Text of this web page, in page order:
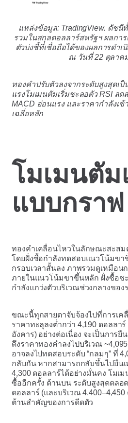
แหล่งข้อมูล: TradingView. ดัช
รวมในสกุลดอลลาร์สหรัฐฯ ผลกา
ตัวบ่งชี้ที่เชื่อถือได้ของผลการดำ
ณ วันที่ 22 ตุลาค
ทองคำปรับตัวลงจากระดับสูงสุดเ
แรงโมเมนตัมเริ่มชะลอตัว RSI ลด
MACD อ่อนแรง และราคากำลังเ
เฉลี่ยหลัก
โมเมนตัม
แบบกราฟ
ทองคำเคลื่อนไหวในลักษณะสะสม
โดยฝั่งซื้อกำลังทดสอบแนวโน้มขา
กรอบเวลาสั้นลง ภาพรวมดูเหมือน
ภายในแนวโน้มขาขึ้นหลัก ฝั่งซื้อช
กำลังแกว่งตัวบริเวณช่วงกลางของ
ขณะนี้ทุกสายตาจับจ้องไปที่การเค
ราคาทะลุลงต่ำกว่า 4,190 ดอลลา
อังคาร) อย่างต่อเนื่อง จะเป็นการ
ดึงราคาทองคำลงไปบริเวณ
อาจลงไปทดสอบระดับ “กลมๆ” ที่
กลับกัน หากสามารถกลับขึ้นไปยืน
4,300 ดอลลาร์ได้อย่างมั่นคง โมเ
ซื้ออีกครั้ง ด้านบน ระดับสูงสุดตลอ
ดอลลาร์ (และบริเวณ
ต้านสำคัญของการดีดตัว